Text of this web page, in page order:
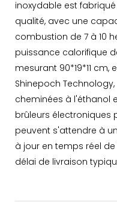
inoxydable est
qualité, avec une
combustion de 7 à 10
puissance calorifique
mesurant 90*19*11
Shinepoch
cheminées à l'éthanol
brûleurs électroniques
peuvent s'attendre à
à jour en temps réel
délai de livraison